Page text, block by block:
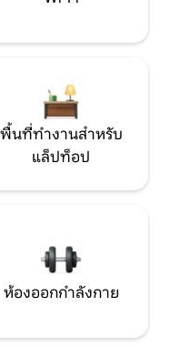
พื้นที่ทำงานสำหรับ
แล็ปท็อป
ห้องออกกำลังกาย